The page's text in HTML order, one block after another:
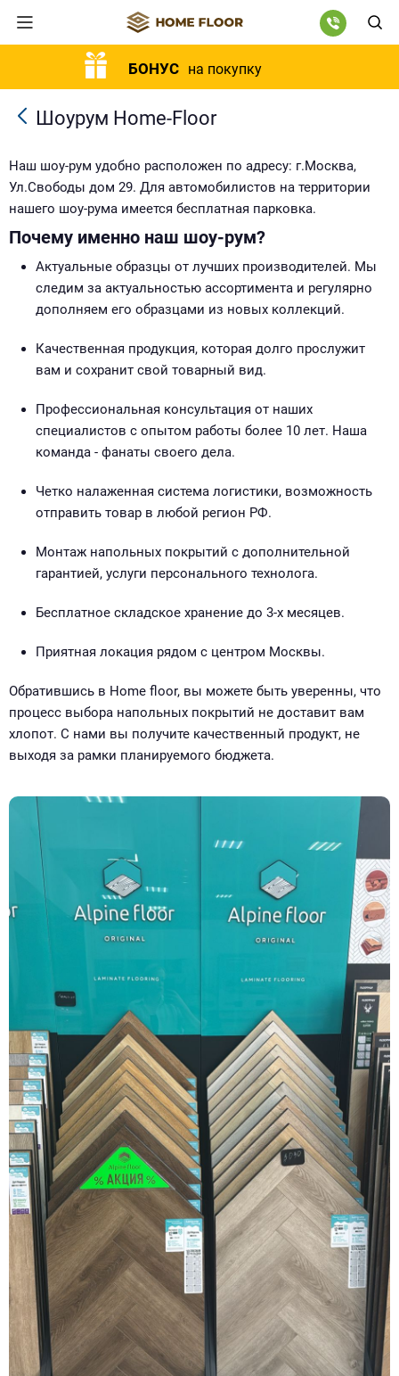
БОНУС на покупку
Шоурум Home-Floor
Наш шоу-рум удобно расположен по адресу: г.Москва,
Ул.Свободы дом 29. Для автомобилистов на территории
нашего шоу-рума имеется бесплатная парковка.
Почему именно наш шоу-рум?
Актуальные образцы от лучших производителей. Мы
следим за актуальностью ассортимента и регулярно
дополняем его образцами из новых коллекций.
Качественная продукция, которая долго прослужит
вам и сохранит свой товарный вид.
Профессиональная консультация от наших
специалистов с опытом работы более 10 лет. Наша
команда - фанаты своего дела.
Четко налаженная система логистики, возможность
отправить товар в любой регион РФ.
Монтаж напольных покрытий с дополнительной
гарантией, услуги персонального технолога.
Бесплатное складское хранение до 3-х месяцев.
Приятная локация рядом с центром Москвы.
Обратившись в Home floor, вы можете быть уверенны, что
процесс выбора напольных покрытий не доставит вам
хлопот. С нами вы получите качественный продукт, не
выходя за рамки планируемого бюджета.